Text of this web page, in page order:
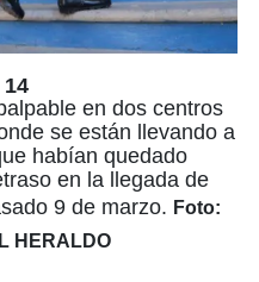
14
en dos centros
se están llevando a
habían quedado
en la llegada de
9 de marzo. Foto:
HERALDO